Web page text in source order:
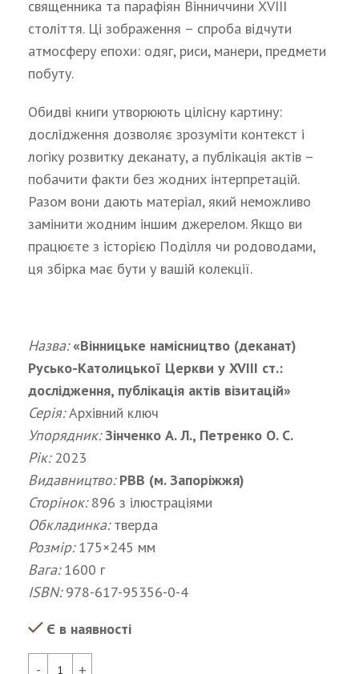
священника та парафіян Вінниччини XVIII
століття. Ці зображення – спроба відчути
атмосферу епохи: одяг, риси, манери, предмети
побуту.
Обидві книги утворюють цілісну картину:
дослідження дозволяє зрозуміти контекст і
логіку розвитку деканату, а публікація актів –
побачити факти без жодних інтерпретацій.
Разом вони дають матеріал, який неможливо
замінити жодним іншим джерелом. Якщо ви
працюєте з історією Поділля чи родоводами,
ця збірка має бути у вашій колекції.
Назва: «Вінницьке намісництво (деканат)
Русько-Католицької Церкви у XVIII ст.:
дослідження, публікація актів візитацій»
Серія:Архівний ключ
Упорядник:Зінченко А. Л., Петренко О. С.
Рік:2023
Видавництво: РВВ (м. Запоріжжя)
Сторінок:896 з ілюстраціями
Обкладинка:тверда
Розмір:175×245 мм
Вага:1600 г
ISBN:978-617-95356-0-4
Є в наявності
Alternative: